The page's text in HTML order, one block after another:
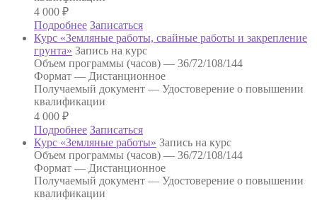
4 000 ₽
Подробнее Записаться
Курс «Земляные работы, свайные работы и закрепление
грунта» Запись на курс
Объем программы (часов) — 36/72/108/144
Формат — Дистанционное
Получаемый документ — Удостоверение о повышении
квалификации
4 000 ₽
Подробнее Записаться
Курс «Земляные работы» Запись на курс
Объем программы (часов) — 36/72/108/144
Формат — Дистанционное
Получаемый документ — Удостоверение о повышении
квалификации